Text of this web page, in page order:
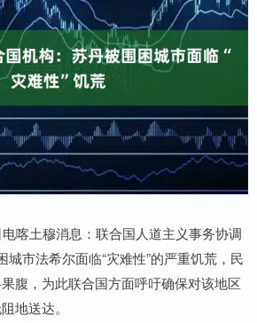
土穆消息：联合国人道主义事务协调
城市法希尔面临“灾难性”的严重饥荒，民
腹，为此联合国方面呼吁确保对该地区
地送达。